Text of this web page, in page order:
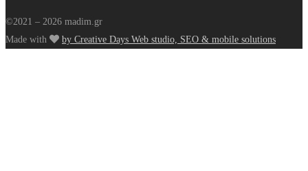
©2021 – 2026 madim.gr
Made with
by Creative Days Web studio, SEO & mobile solutions